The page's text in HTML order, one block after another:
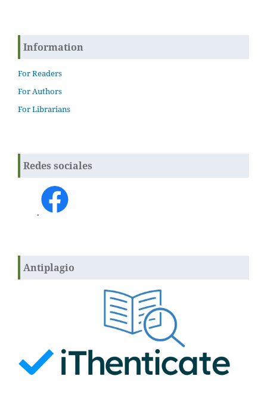
Information
For Readers
For Authors
For Librarians
Redes sociales
.
Antiplagio